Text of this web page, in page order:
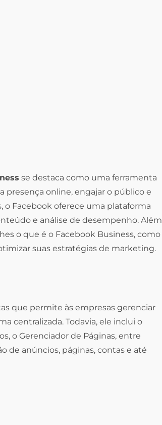
se destaca como uma ferramenta
presença online, engajar o público e
o Facebook oferece uma plataforma
e análise de desempenho. Além
o que é o Facebook Business, como
suas estratégias de marketing.
que permite às empresas gerenciar
centralizada. Todavia, ele inclui o
o Gerenciador de Páginas, entre
de anúncios, páginas, contas e até